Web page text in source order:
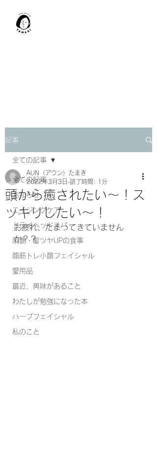
記事
全ての記事
お知らせ
エイジングケア
ドライヘッドスパ
肌艶・髪ツヤUPの食事
顔筋トレ小顔フェイシャル
愛用品
最近、興味があること
わたしが勉強になった本
ハーブフェイシャル
私のこと
全ての記事
頭から癒されたい～！ス
ッキリしたい～！
AUN（アウン）たまき
2022年3月3日 読了時間: 1分
お疲れ、たまってきていません
か？？